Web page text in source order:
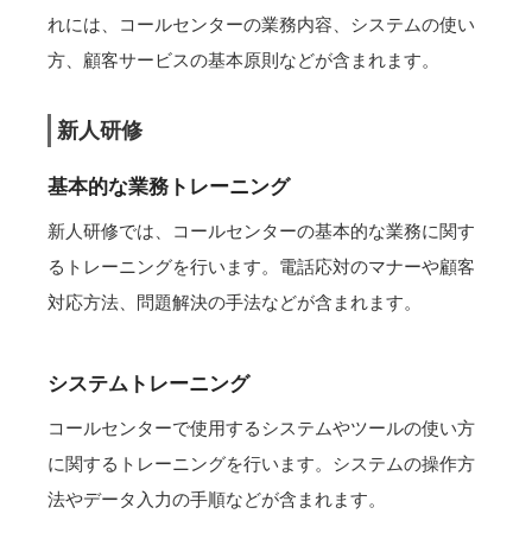
れには、コールセンターの業務内容、システムの使い
方、顧客サービスの基本原則などが含まれます。
新人研修
基本的な業務トレーニング
新人研修では、コールセンターの基本的な業務に関す
るトレーニングを行います。電話応対のマナーや顧客
対応方法、問題解決の手法などが含まれます。
システムトレーニング
コールセンターで使用するシステムやツールの使い方
に関するトレーニングを行います。システムの操作方
法やデータ入力の手順などが含まれます。